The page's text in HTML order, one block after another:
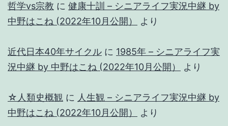
哲学vs宗教 に 健康十訓 – シニアライフ実況中継 by
中野はこね (2022年10月公開）
より
近代日本40年サイクル に 1985年 – シニアライフ実
況中継 by 中野はこね (2022年10月公開）
より
☆人類史概観 に 人生観 – シニアライフ実況中継 by
中野はこね (2022年10月公開）
より